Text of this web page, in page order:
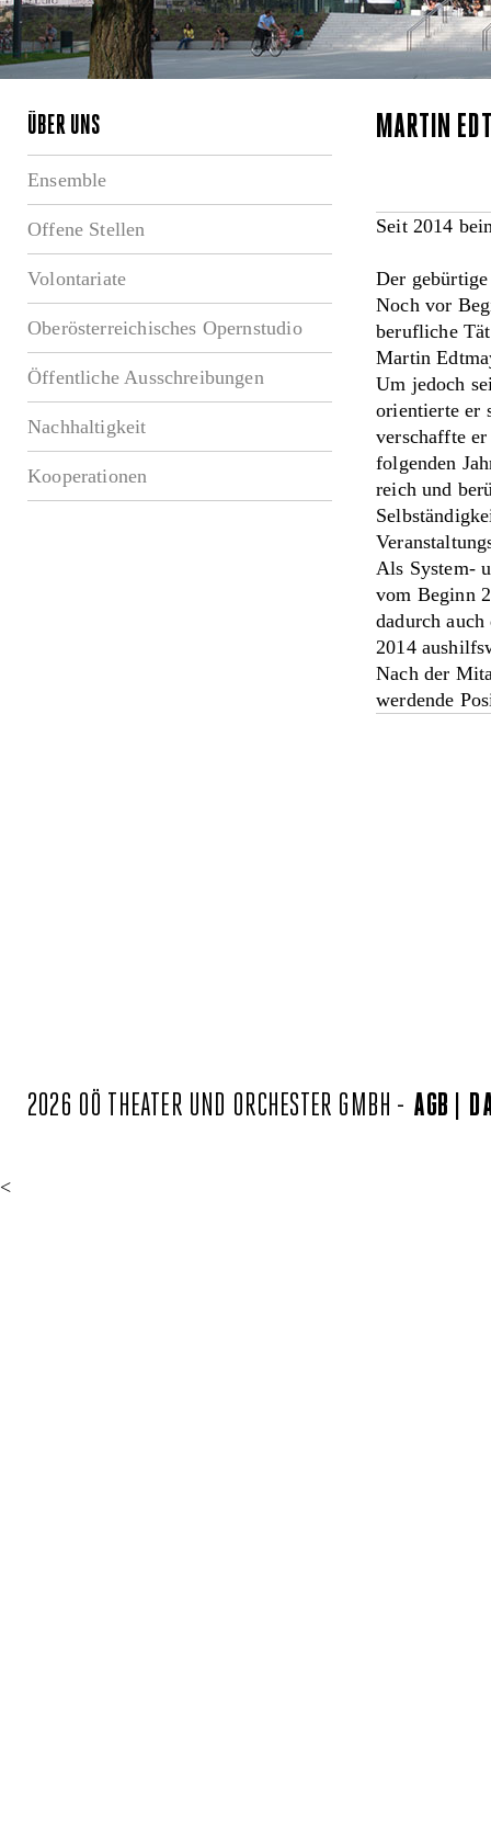
ÜBER UNS
Ensemble
Offene Stellen
Volontariate
Oberösterreichisches Opernstudio
Öffentliche Ausschreibungen
Nachhaltigkeit
Kooperationen
MARTIN
Seit 2014
Der
Noch vor
berufliche
Martin
Um jedoch
orientierte er
verschaffte
folgenden
reich und
Als System-
vom Beginn
dadurch
2014
Nach der
werdende
2026 OÖ THEATER UND ORCHESTER GMBH - AGB
<